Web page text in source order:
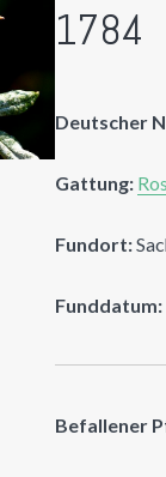
1784
Deutscher
Gattung:
Fundort:
Funddatum:
Befallener